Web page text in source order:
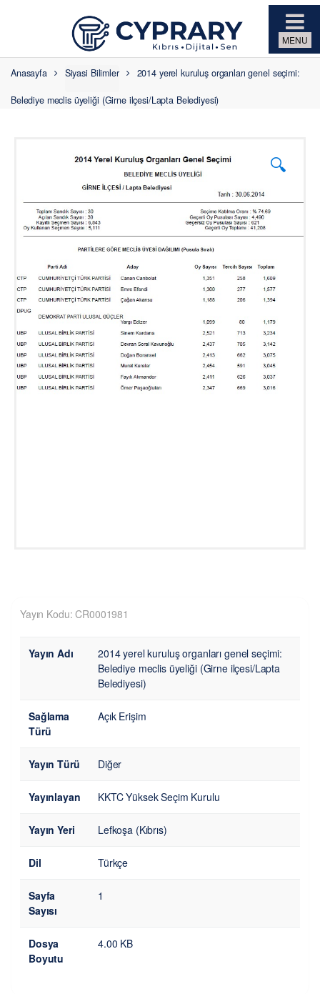
Anasayfa Siyasi Bilimler 2014 yerel kuruluş organları genel seçimi:
Belediye meclis üyeliği (Girne ilçesi/Lapta Belediyesi)
🔍
Yayın Kodu: CR0001981
Yayın Adı
2014 yerel kuruluş organları genel seçimi:
Belediye meclis üyeliği (Girne ilçesi/Lapta
Belediyesi)
Sağlama
Türü
Açık Erişim
Yayın Türü Diğer
Yayınlayan KKTC Yüksek Seçim Kurulu
Yayın Yeri Lefkoşa (Kıbrıs)
Dil Türkçe
Sayfa
Sayısı
1
Dosya
Boyutu
4.00 KB